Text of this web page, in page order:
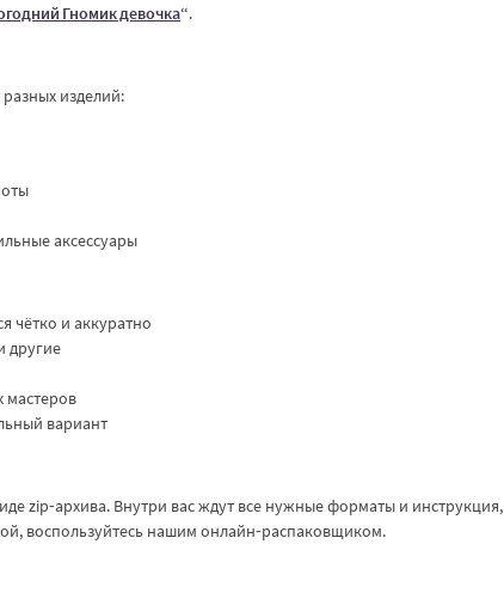
Гномик девочка“.
изделий:
аксессуары
чётко и аккуратно
другие
мастеров
вариант
zip‑архива. Внутри вас ждут все нужные форматы и инструкция,
воспользуйтесь нашим онлайн‑распаковщиком.